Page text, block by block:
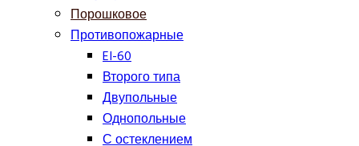
Порошковое
Противопожарные
EI-60
Второго типа
Двупольные
Однопольные
С остеклением